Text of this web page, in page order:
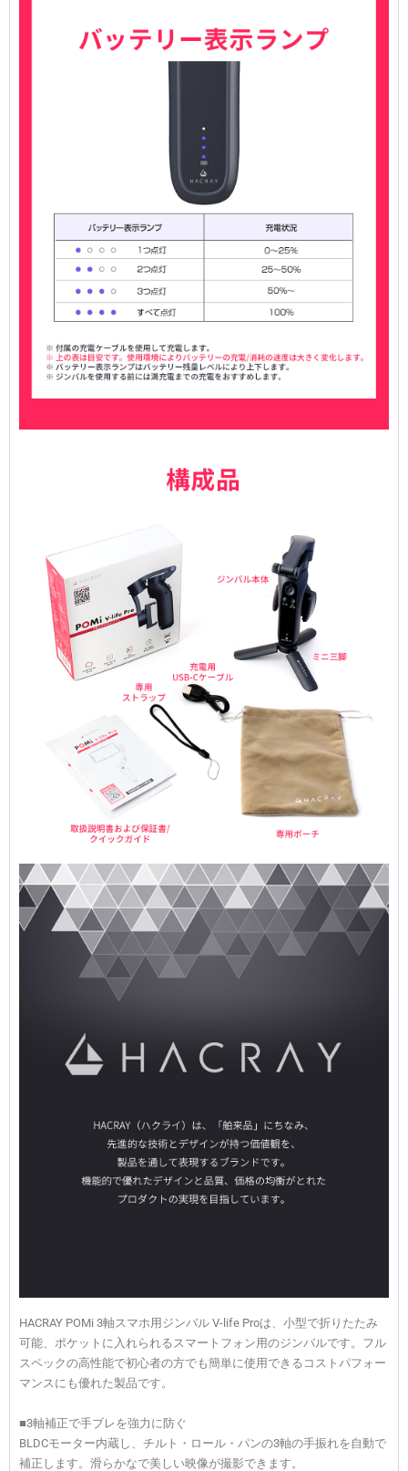
HACRAY POMi 3軸スマホ用ジンバル V-life Proは、小型で折りたたみ
可能、ポケットに入れられるスマートフォン用のジンバルです。フル
スペックの高性能で初心者の方でも簡単に使用できるコストパフォー
マンスにも優れた製品です。
■3軸補正で手ブレを強力に防ぐ
BLDCモーター内蔵し、チルト・ロール・パンの3軸の手振れを自動で
補正します。滑らかなで美しい映像が撮影できます。